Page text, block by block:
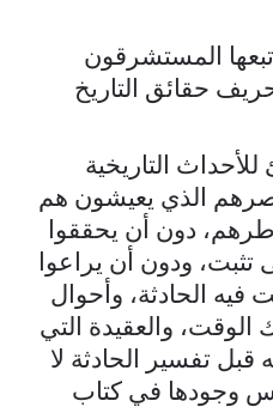
المستشرقون
حقائق التاريخ
التاريخية
الذي يعيشون هم
دون أن يحققوا
تثبت، ودون أن يراعوا
الحادثة، وأحوال
الوقت، والعقيدة التي
قبل تفسير الحادثة لا
وجودها في كتاب